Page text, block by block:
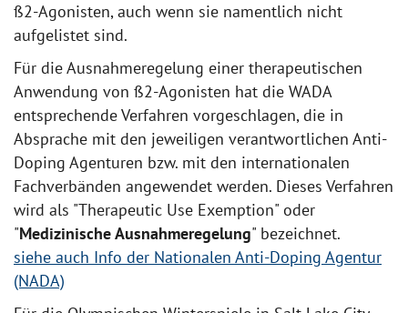
ß2-Agonisten, auch wenn sie namentlich nicht
aufgelistet sind.
Für die Ausnahmeregelung einer therapeutischen
Anwendung von ß2-Agonisten hat die WADA
entsprechende Verfahren vorgeschlagen, die in
Absprache mit den jeweiligen verantwortlichen Anti-
Doping Agenturen bzw. mit den internationalen
Fachverbänden angewendet werden. Dieses Verfahren
wird als "Therapeutic Use Exemption" oder
"Medizinische Ausnahmeregelung" bezeichnet.
siehe auch Info der Nationalen Anti-Doping Agentur
(NADA)